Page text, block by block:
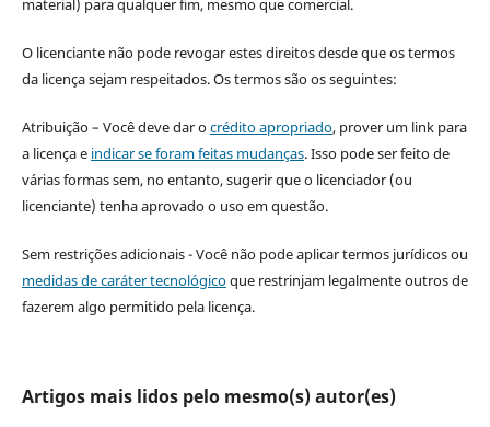
material) para qualquer fim, mesmo que comercial.
O licenciante não pode revogar estes direitos desde que os termos
da licença sejam respeitados. Os termos são os seguintes:
Atribuição – Você deve dar ocrédito apropriado, prover um link para
a licença e indicar se foram feitas mudanças. Isso pode ser feito de
várias formas sem, no entanto, sugerir que o licenciador (ou
licenciante) tenha aprovado o uso em questão.
Sem restrições adicionais - Você não pode aplicar termos jurídicos ou
medidas de caráter tecnológicoque restrinjam legalmente outros de
fazerem algo permitido pela licença.
Artigos mais lidos pelo mesmo(s) autor(es)